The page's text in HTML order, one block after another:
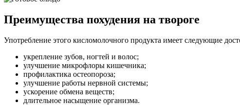
Преимущества похудения на твороге
Употребление этого кисломолочного продукта имеет следующие
укрепление зубов, ногтей и волос;
улучшение микрофлоры кишечника;
профилактика остеопороза;
улучшение работы нервной системы;
ускорение обмена веществ;
длительное насыщение организма.